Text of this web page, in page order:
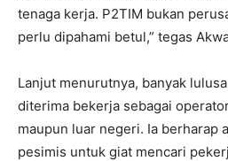
tenaga kerja. P2TIM bukan
perlu dipahami betul,” tegas
Lanjut menurutnya, banyak
diterima bekerja sebagai
maupun luar negeri. Ia berharap
pesimis untuk giat mencari